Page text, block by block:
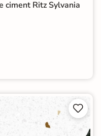
ciment Ritz Sylvania

